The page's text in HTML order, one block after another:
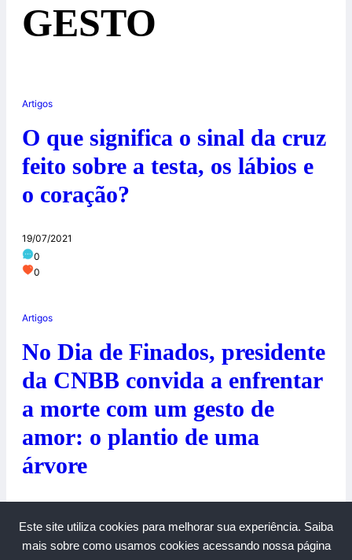
Este site utiliza cookies para melhorar sua experiência. Saiba
mais sobre como usamos cookies acessando nossa página
GESTO
Artigos
O que significa o sinal da cruz
feito sobre a testa, os lábios e
o coração?
19/07/2021
0
0
Artigos
No Dia de Finados, presidente
da CNBB convida a enfrentar
a morte com um gesto de
amor: o plantio de uma
árvore
0
0